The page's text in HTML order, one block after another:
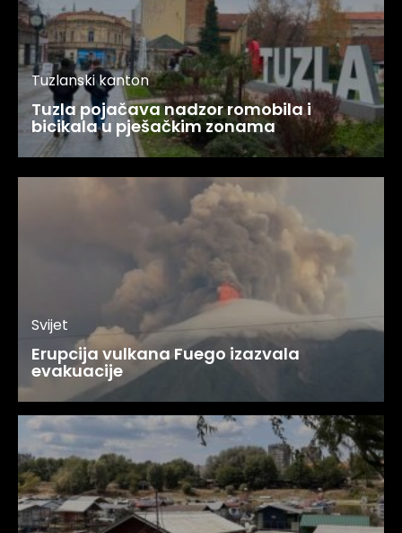
Tuzlanski kanton
Tuzla pojačava nadzor romobila i
bicikala u pješačkim zonama
Svijet
Erupcija vulkana Fuego izazvala
evakuacije